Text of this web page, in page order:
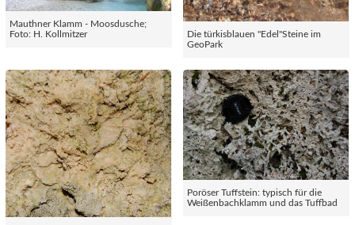
Mauthner Klamm - Moosdusche;
Foto: H. Kollmitzer
Die türkisblauen "Edel"Steine im
GeoPark
Poröser Tuffstein: typisch für die
Weißenbachklamm und das Tuffbad